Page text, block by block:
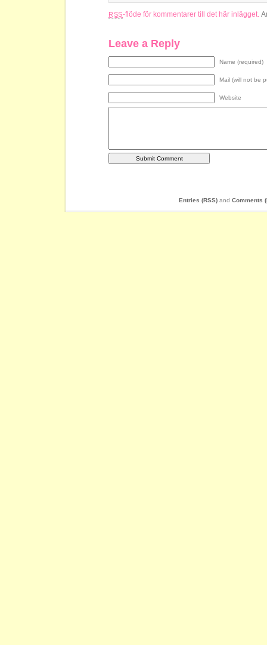
RSS-flöde för kommentarer till det här inlägget.
Leave a Reply
Name (required)
Mail (will not be
Website
Entries (RSS) and Comments